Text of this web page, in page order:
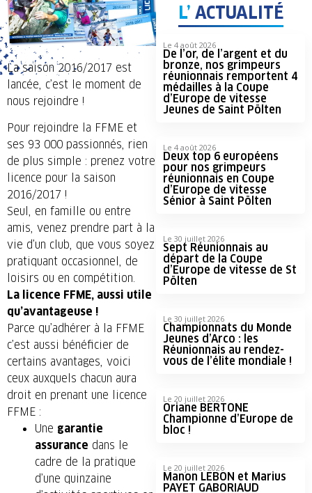
La saison 2016/2017 est
lancée, c’est le moment de
nous rejoindre !
Pour rejoindre la FFME et
ses 93 000 passionnés, rien
de plus simple : prenez votre
licence pour la saison
2016/2017 !
Seul, en famille ou entre
amis, venez prendre part à la
vie d’un club, que vous soyez
pratiquant occasionnel, de
loisirs ou en compétition.
La licence FFME, aussi utile
qu’avantageuse !
Parce qu’adhérer à la FFME
c’est aussi bénéficier de
certains avantages, voici
ceux auxquels chacun aura
droit en prenant une licence
FFME :
Une garantie
assurance dans le
cadre de la pratique
d’une quinzaine
L’ ACTUALITÉ
Le 4 août 2026
De l’or, de l’argent et du
bronze, nos grimpeurs
réunionnais remportent 4
médailles à la Coupe
d’Europe de vitesse
Jeunes de Saint Pölten
Le 4 août 2026
Deux top 6 européens
pour nos grimpeurs
réunionnais en Coupe
d’Europe de vitesse
Sénior à Saint Pölten
Le 30 juillet 2026
Sept Réunionnais au
départ de la Coupe
d’Europe de vitesse de St
Pölten
Le 30 juillet 2026
Championnats du Monde
Jeunes d’Arco : les
Réunionnais au rendez-
vous de l’élite mondiale !
Le 20 juillet 2026
Oriane BERTONE
Championne d’Europe de
bloc !
Le 20 juillet 2026
Manon LEBON et Marius
PAYET GABORIAUD